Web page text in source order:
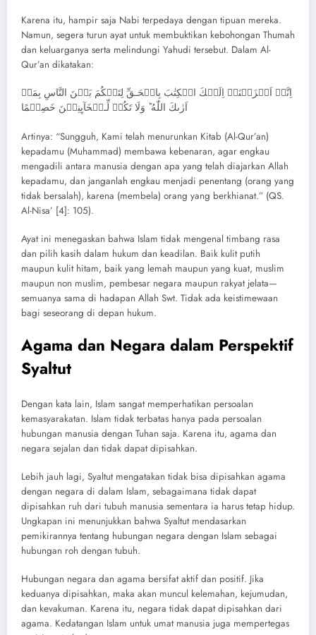
Karena itu, hampir saja Nabi terpedaya dengan tipuan mereka.
Namun, segera turun ayat untuk membuktikan kebohongan Thumah
dan keluarganya serta melindungi Yahudi tersebut. Dalam Al-
Qur’an dikatakan:
اِنَّاۤ اَنۡزَلۡنَاۤ اِلَيۡكَ الۡكِتٰبَ بِالۡحَـقِّ لِتَحۡكُمَ بَيۡنَ النَّاسِ بِمَاۤ
اَرٰٮكَ اللّٰهُ‌ ؕ وَلَا تَكُنۡ لِّـلۡخَآٮِٕنِيۡنَ خَصِيۡمًا
Artinya: “Sungguh, Kami telah menurunkan Kitab (Al-Qur’an)
kepadamu (Muhammad) membawa kebenaran, agar engkau
mengadili antara manusia dengan apa yang telah diajarkan Allah
kepadamu, dan janganlah engkau menjadi penentang (orang yang
tidak bersalah), karena (membela) orang yang berkhianat.” (QS.
Al-Nisa’ [4]: 105).
Ayat ini menegaskan bahwa Islam tidak mengenal timbang rasa
dan pilih kasih dalam hukum dan keadilan. Baik kulit putih
maupun kulit hitam, baik yang lemah maupun yang kuat, muslim
maupun non muslim, pembesar negara maupun rakyat jelata—
semuanya sama di hadapan Allah Swt. Tidak ada keistimewaan
bagi seseorang di depan hukum.
Agama dan Negara dalam Perspektif
Syaltut
Dengan kata lain, Islam sangat memperhatikan persoalan
kemasyarakatan. Islam tidak terbatas hanya pada persoalan
hubungan manusia dengan Tuhan saja. Karena itu, agama dan
negara sejalan dan tidak dapat dipisahkan.
Lebih jauh lagi, Syaltut mengatakan tidak bisa dipisahkan agama
dengan negara di dalam Islam, sebagaimana tidak dapat
dipisahkan ruh dari tubuh manusia sementara ia harus tetap hidup.
Ungkapan ini menunjukkan bahwa Syaltut mendasarkan
pemikirannya tentang hubungan negara dengan Islam sebagai
hubungan roh dengan tubuh.
Hubungan negara dan agama bersifat aktif dan positif. Jika
keduanya dipisahkan, maka akan muncul kelemahan, kejumudan,
dan kevakuman. Karena itu, negara tidak dapat dipisahkan dari
agama. Kedatangan Islam untuk umat manusia juga mempertegas